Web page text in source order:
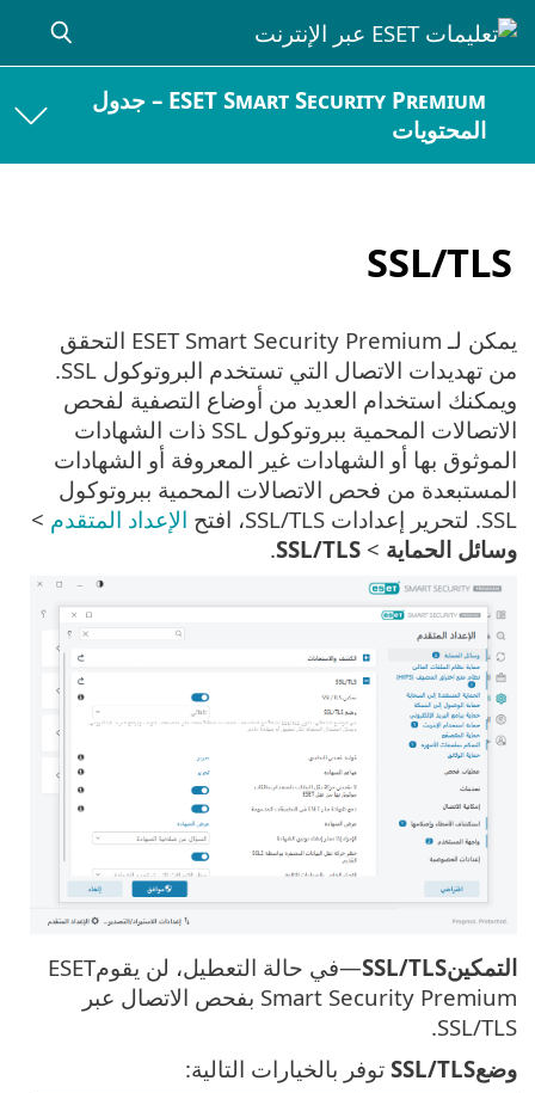
ESET Smart Security Premium – جدول
المحتويات
SSL/TLS
يمكن لـ ESET Smart Security Premium التحقق
من تهديدات الاتصال التي تستخدم البروتوكول SSL.
ويمكنك استخدام العديد من أوضاع التصفية لفحص
الاتصالات المحمية ببروتوكول SSL ذات الشهادات
الموثوق بها أو الشهادات غير المعروفة أو الشهادات
المستبعدة من فحص الاتصالات المحمية ببروتوكول
SSL. لتحرير إعدادات SSL/TLS، افتح
الإعداد المتقدم >
وسائل الحماية >
SSL/TLS
.
التمكينSSL/TLS
—في حالة التعطيل، لن يقومESET
Smart Security Premium بفحص الاتصال عبر
SSL/TLS.
وضعSSL/TLS
توفر بالخيارات التالية: